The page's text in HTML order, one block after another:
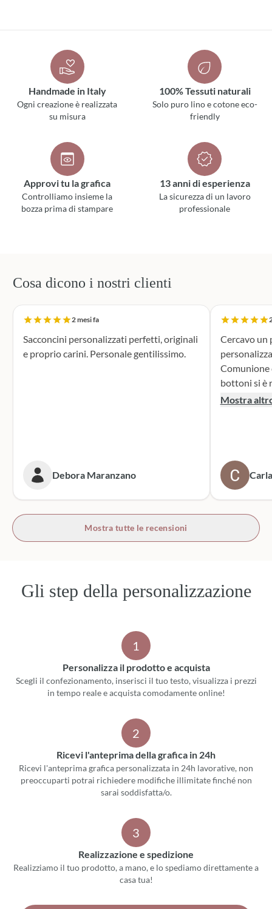
Handmade in Italy
Ogni creazione è realizzata
su misura
100% Tessuti naturali
Solo puro lino e cotone eco-
friendly
Approvi tu la grafica
Controlliamo insieme la
bozza prima di stampare
13 anni di esperienza
La sicurezza di un lavoro
professionale
Cosa dicono i nostri clienti
2 mesi fa
Sacconcini personalizzati perfetti, originali
e proprio carini. Personale gentilissimo.
Debora Maranzano
Cercavo
Comunione di
bottoni si è
supporto
prossime
bottoni!
Mostra
Mostra tutte le recensioni
Gli step della personalizzazione
1
Personalizza il prodotto e acquista
Scegli il confezionamento, inserisci il tuo testo, visualizza i prezzi
in tempo reale e acquista comodamente online!
2
Ricevi l'anteprima della grafica in 24h
Ricevi l'anteprima grafica personalizzata in 24h lavorative, non
preoccuparti potrai richiedere modifiche illimitate finché non
sarai soddisfatta/o.
3
Realizzazione e spedizione
Realizziamo il tuo prodotto, a mano, e lo spediamo direttamente a
casa tua!